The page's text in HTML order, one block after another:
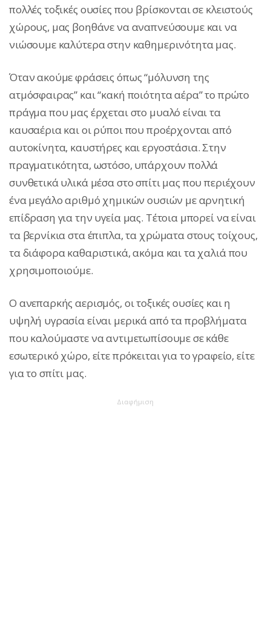
πολλές τοξικές ουσίες που βρίσκονται σε κλειστούς
χώρους, μας βοηθάνε να αναπνεύσουμε και να
νιώσουμε καλύτερα στην καθημερινότητα μας.
Όταν ακούμε φράσεις όπως “μόλυνση της
ατμόσφαιρας” και “κακή ποιότητα αέρα” το πρώτο
πράγμα που μας έρχεται στο μυαλό είναι τα
καυσαέρια και οι ρύποι που προέρχονται από
αυτοκίνητα, καυστήρες και εργοστάσια. Στην
πραγματικότητα, ωστόσο, υπάρχουν πολλά
συνθετικά υλικά μέσα στο σπίτι μας που περιέχουν
ένα μεγάλο αριθμό χημικών ουσιών με αρνητική
επίδραση για την υγεία μας. Τέτοια μπορεί να είναι
τα βερνίκια στα έπιπλα, τα χρώματα στους τοίχους,
τα διάφορα καθαριστικά, ακόμα και τα χαλιά που
χρησιμοποιούμε.
Ο ανεπαρκής αερισμός, οι τοξικές ουσίες και η
υψηλή υγρασία είναι μερικά από τα προβλήματα
που καλούμαστε να αντιμετωπίσουμε σε κάθε
εσωτερικό χώρο, είτε πρόκειται για το γραφείο, είτε
για το σπίτι μας.
Διαφήμιση